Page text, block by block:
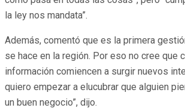
la ley nos mandata”.
Además, comentó que es la primera
se hace en la región. Por eso no cree que
información comiencen a surgir nuevos
quiero empezar a elucubrar que alguien
un buen negocio”, dijo.